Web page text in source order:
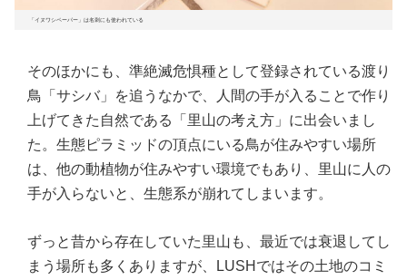
「イヌワシペーパー」は名刺にも使われている
そのほかにも、準絶滅危惧種として登録されている渡り
鳥「サシバ」を追うなかで、人間の手が入ることで作り
上げてきた自然である「里山の考え方」に出会いまし
た。生態ピラミッドの頂点にいる鳥が住みやすい場所
は、他の動植物が住みやすい環境でもあり、里山に人の
手が入らないと、生態系が崩れてしまいます。
ずっと昔から存在していた里山も、最近では衰退してし
まう場所も多くありますが、LUSHではその土地のコミ